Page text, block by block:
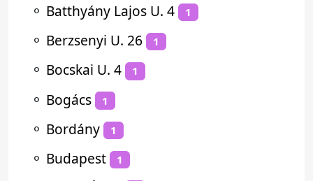
⚬ Batthyány Lajos U. 4 1
⚬ Berzsenyi U. 26 1
⚬ Bocskai U. 4 1
⚬ Bogács 1
⚬ Bordány 1
⚬ Budapest 1